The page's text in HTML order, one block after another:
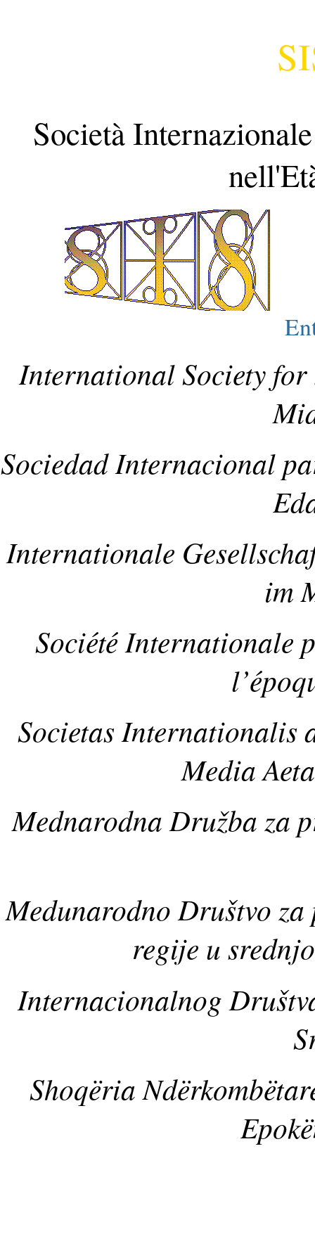
Società
International Society
Sociedad Internacional
Internationale
im
Société Internationale
Societas
Media
Mednarodna Družba za
Medunarodno Društvo
regije u
Internacionalnog
Shoqëria